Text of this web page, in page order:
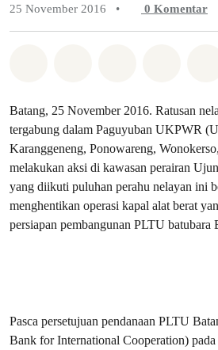
25 November 2016
• 0 Komentar
Batang, 25 November 2016. Ratusan
tergabung dalam Paguyuban UKPWR
Karanggeneng, Ponowareng,
melakukan aksi di kawasan perairan
yang diikuti puluhan perahu nelayan ini
menghentikan operasi kapal alat berat
persiapan pembangunan PLTU batubara
Pasca persetujuan pendanaan PLTU
Bank for International Cooperation)